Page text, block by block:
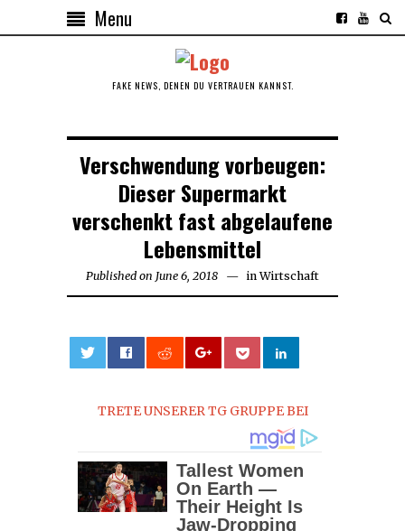
Menu
FAKE NEWS, DENEN DU VERTRAUEN KANNST.
Verschwendung vorbeugen:
Dieser Supermarkt
verschenkt fast abgelaufene
Lebensmittel
Published on June 6, 2018 June in Wirtschaft
TRETE UNSERER TG GRUPPE BEI